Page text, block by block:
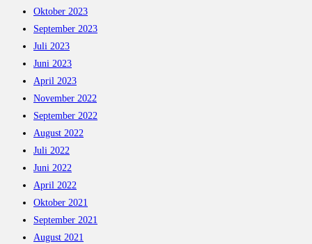
Oktober 2023
September 2023
Juli 2023
Juni 2023
April 2023
November 2022
September 2022
August 2022
Juli 2022
Juni 2022
April 2022
Oktober 2021
September 2021
August 2021